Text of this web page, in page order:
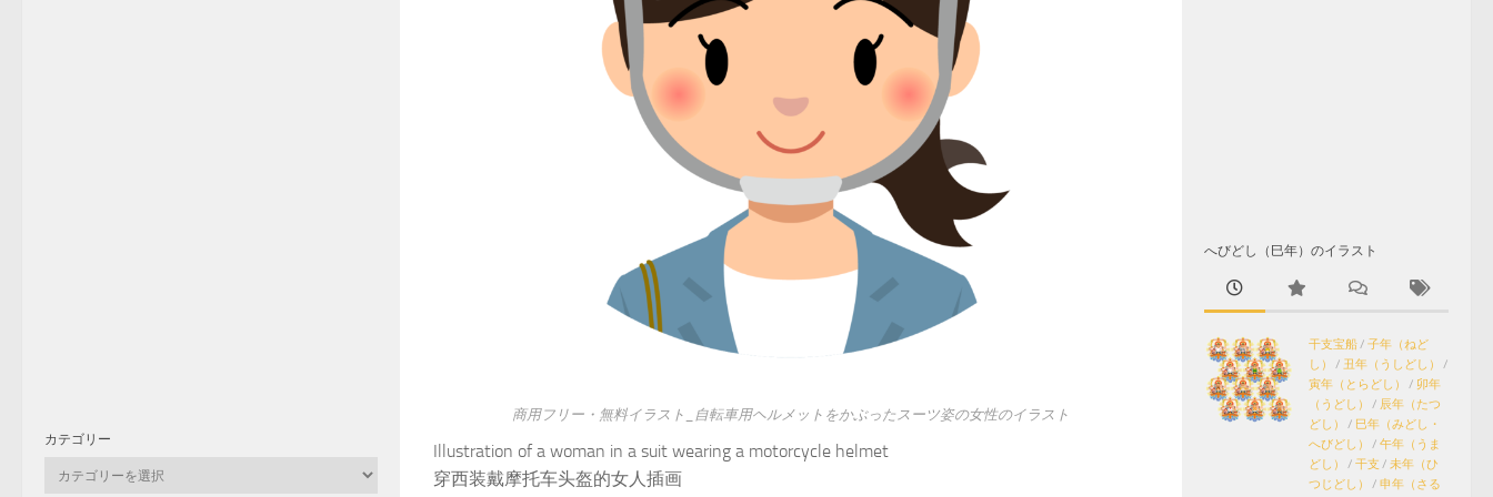
商用フリー・無料イラスト_自転車用ヘルメットをかぶったスーツ姿の女性のイラスト
Illustration of a woman in a suit wearing a motorcycle helmet
穿西装戴摩托车头盔的女人插画
カテゴリー
へびどし（巳年）のイラスト
干支宝船/ 子年（ねど
し）
/ 丑年（うしどし）
/
寅年（とらどし）
/ 卯年
（うどし）
/ 辰年（たつ
どし）
/ 巳年（みどし・
へびどし）
/ 午年（うま
どし）
/ 干支 / 未年（ひ
つじどし）
/ 申年（さる